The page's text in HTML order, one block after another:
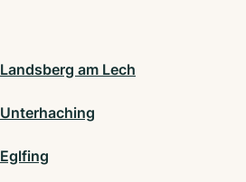
Landsberg am Lech
Unterhaching
Eglfing